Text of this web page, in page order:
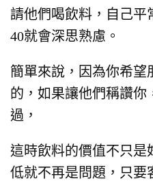
請他們喝飲料，自己平
40就會深思熟慮。
簡單來說，因為你希望
的，如果讓他們稱讚你
過，
這時飲料的價值不只是
低就不再是問題，只要